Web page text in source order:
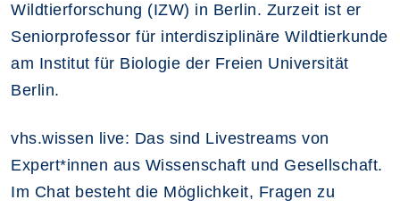
Wildtierforschung (IZW) in Berlin. Zurzeit ist er
Seniorprofessor für interdisziplinäre Wildtierkunde
am Institut für Biologie der Freien Universität
Berlin.
vhs.wissen live: Das sind Livestreams von
Expert*innen aus Wissenschaft und Gesellschaft.
Im Chat besteht die Möglichkeit, Fragen zu